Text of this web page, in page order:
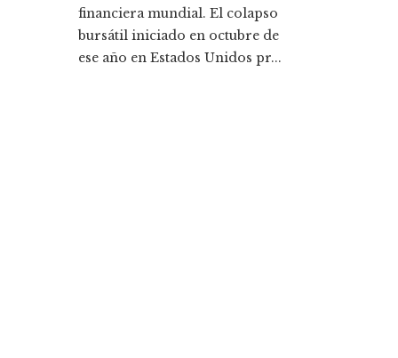
financiera mundial. El colapso
bursátil iniciado en octubre de
ese año en Estados Unidos pr...